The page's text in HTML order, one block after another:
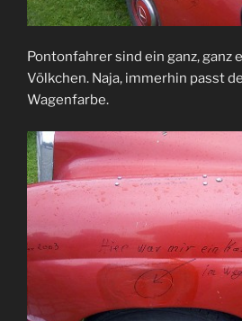
Pontonfahrer sind ein ganz, ganz
Völkchen. Naja, immerhin passt
Wagenfarbe.